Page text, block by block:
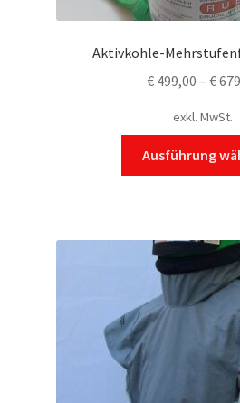
Aktivkohle-
€ 499,00 – €
exkl. MwSt.
Ausführung